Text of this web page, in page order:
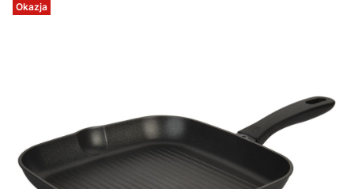
Okazja